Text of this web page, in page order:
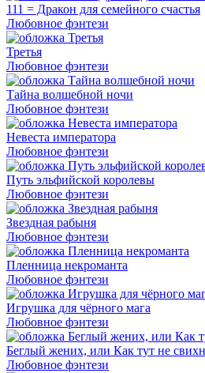
111 = Дракон для семейного счастья
Любовное фэнтези
Третья
Любовное фэнтези
Тайна волшебной ночи
Любовное фэнтези
Невеста императора
Любовное фэнтези
Путь эльфийской королевы
Любовное фэнтези
Звездная рабыня
Любовное фэнтези
Пленница некроманта
Любовное фэнтези
Игрушка для чёрного мага
Любовное фэнтези
Беглый жених, или Как тут не
Любовное фэнтези